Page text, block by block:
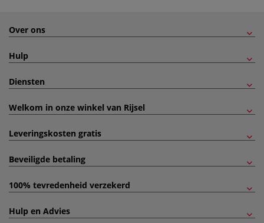
Over ons
Hulp
Diensten
Welkom in onze winkel van Rijsel
Leveringskosten gratis
Beveiligde betaling
100% tevredenheid verzekerd
Hulp en Advies